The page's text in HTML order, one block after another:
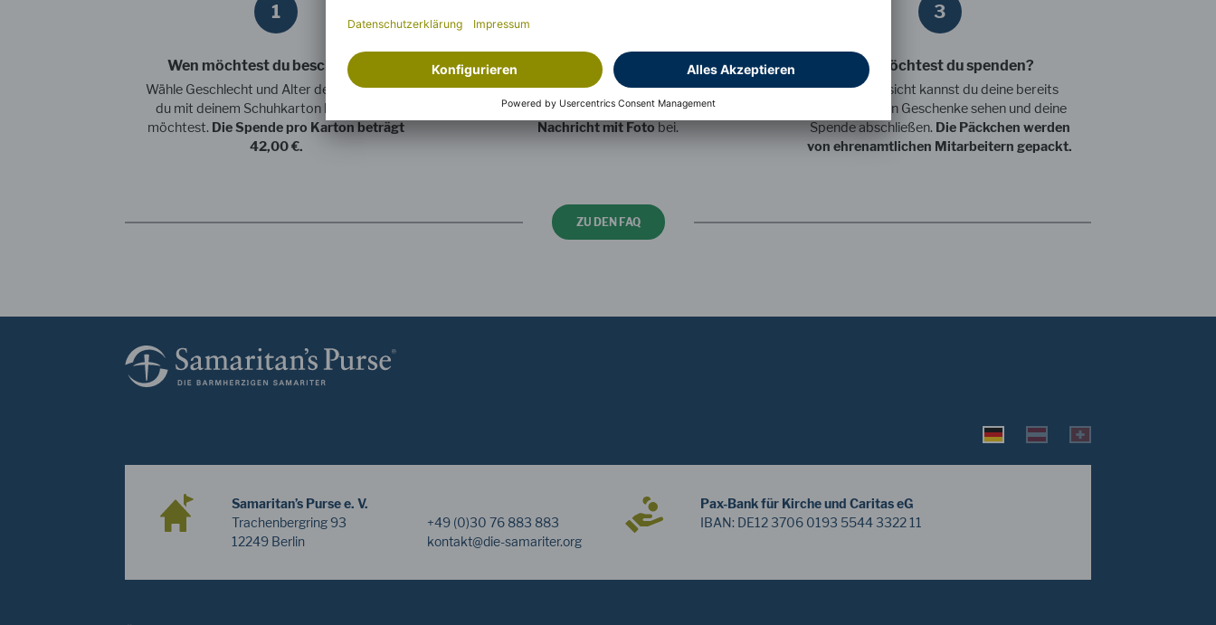
1
Wen möchtest du beschenken?
Wähle Geschlecht und Alter des Kindes, das
du mit deinem Schuhkarton beschenken
möchtest. Die Spende pro Karton beträgt
42,00 €.
Was möchtest du schenken?
Wähle ein WOW-Geschenk aus. Optional und
von den Kids geliebt: Füge einepersönliche
Nachricht mit Foto bei.
3
Wie möchtest du spenden?
In der Übersicht kannst du deine bereits
hinzugefügten Geschenke sehen und deine
Spende abschließen. Die Päckchen werden
von ehrenamtlichen Mitarbeitern gepackt.
ZU DEN FAQ
Samaritan’s Purse e. V.
Trachenbergring 93
12249 Berlin
+49 (0)30 76 883 883
kontakt@die-samariter.org
Pax-Bank für Kirche und Caritas eG
IBAN: DE12 3706 0193 5544 3322 11